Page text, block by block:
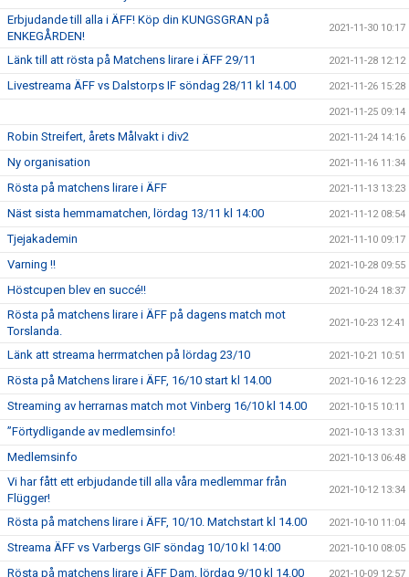
Erbjudande till alla i ÄFF! Köp din KUNGSGRAN på
ENKEGÅRDEN!
2021-11-30 10:17
Länk till att rösta på Matchens lirare i ÄFF 29/11 2021-11-28 12:12
Livestreama ÄFF vs Dalstorps IF söndag 28/11 kl 14.00 2021-11-26 15:28
2021-11-25 09:14
Robin Streifert, årets Målvakt i div2 2021-11-24 14:16
Ny organisation 2021-11-16 11:34
Rösta på matchens lirare i ÄFF 2021-11-13 13:23
Näst sista hemmamatchen, lördag 13/11 kl 14:00 2021-11-12 08:54
Tjejakademin 2021-11-10 09:17
Varning !! 2021-10-28 09:55
Höstcupen blev en succé!! 2021-10-24 18:37
Rösta på matchens lirare i ÄFF på dagens match mot
Torslanda.
2021-10-23 12:41
Länk att streama herrmatchen på lördag 23/10 2021-10-21 10:51
Rösta på Matchens lirare i ÄFF, 16/10 start kl 14.00 2021-10-16 12:23
Streaming av herrarnas match mot Vinberg 16/10 kl 14.00 2021-10-15 10:11
”Förtydligande av medlemsinfo! 2021-10-13 13:31
Medlemsinfo 2021-10-13 06:48
Vi har fått ett erbjudande till alla våra medlemmar från
Flügger!
2021-10-12 13:34
Rösta på matchens lirare i ÄFF, 10/10. Matchstart kl 14.00 2021-10-10 11:04
Streama ÄFF vs Varbergs GIF söndag 10/10 kl 14:00 2021-10-10 08:05
Rösta på matchens lirare i ÄFF Dam, lördag 9/10 kl 14.00 2021-10-09 12:57